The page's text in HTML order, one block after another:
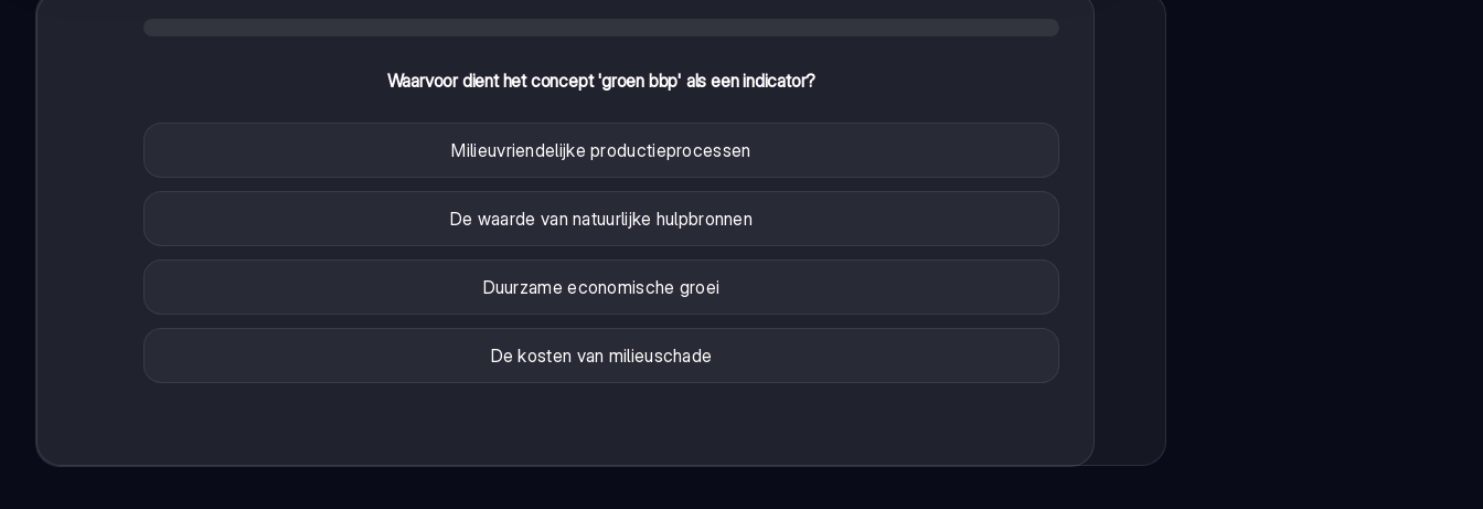
Waarvoor dient het concept 'groen bbp' als een indicator?
Milieuvriendelijke productieprocessen
De waarde van natuurlijke hulpbronnen
Duurzame economische groei
De kosten van milieuschade